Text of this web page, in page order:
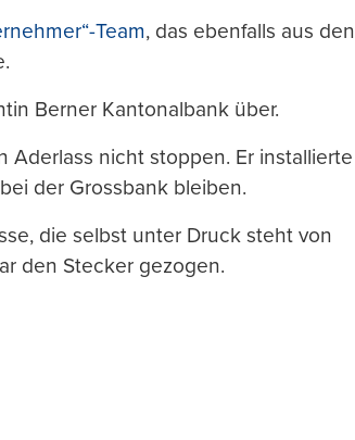
Team, das ebenfalls aus den
Berner Kantonalbank über.
Aderlass nicht stoppen. Er installierte
der Grossbank bleiben.
die selbst unter Druck steht von
den Stecker gezogen.